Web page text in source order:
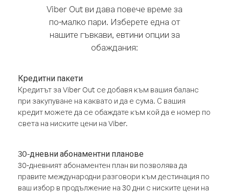
Viber Out ви дава повече време за
по-малко пари. Изберете една от
нашите гъвкави, евтини опции за
обаждания:
Кредитни пакети
Кредитът за Viber Out се добавя към вашия баланс
при закупуване на каквато и да е сума. С вашия
кредит можете да се обаждате към кой да е номер по
света на ниските цени на Viber.
30-дневни абонаментни планове
30-дневният абонаментен план ви позволява да
правите международни разговори към дестинация по
ваш избор в продължение на 30 дни с ниските цени на